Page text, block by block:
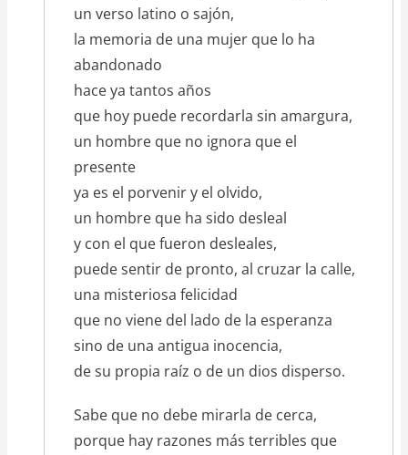
un verso latino o sajón,
la memoria de una mujer que lo ha
abandonado
hace ya tantos años
que hoy puede recordarla sin amargura,
un hombre que no ignora que el
presente
ya es el porvenir y el olvido,
un hombre que ha sido desleal
y con el que fueron desleales,
puede sentir de pronto, al cruzar la calle,
una misteriosa felicidad
que no viene del lado de la esperanza
sino de una antigua inocencia,
de su propia raíz o de un dios disperso.
Sabe que no debe mirarla de cerca,
porque hay razones más terribles que